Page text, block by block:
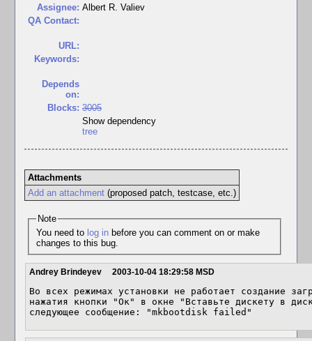
Assignee: Albert R. Valiev
QA Contact:
URL:
Keywords:
Depends
on:
Blocks: 3005
Show dependency
tree
Attachments
Add an attachment(proposed patch, testcase, etc.)
Note
You need to log inbefore you can comment on or make
changes to this bug.
Andrey Brindeyev 2003-10-04 18:29:58 MSD
Во всех режимах установки не работает создание
нажатия кнопки "Ок" в окне "Вставьте дискету в
следующее сообщение: "mkbootdisk failed"